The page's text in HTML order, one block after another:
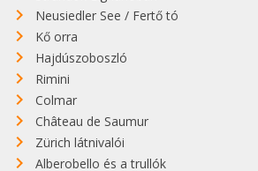
Neusiedler See / Fertő tó
Kő orra
Hajdúszoboszló
Rimini
Colmar
Château de Saumur
Zürich látnivalói
Alberobello és a trullók